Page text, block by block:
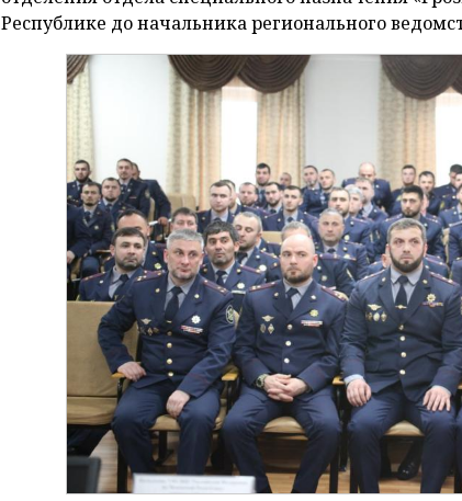
Республике до начальника регионального